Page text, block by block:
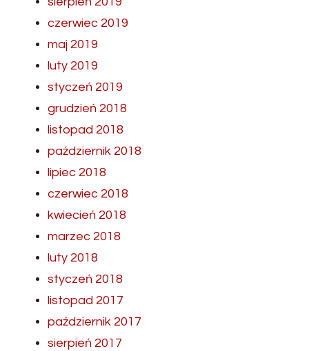
czerwiec 2019
maj 2019
luty 2019
styczeń 2019
grudzień 2018
listopad 2018
październik 2018
lipiec 2018
czerwiec 2018
kwiecień 2018
marzec 2018
luty 2018
styczeń 2018
listopad 2017
październik 2017
sierpień 2017